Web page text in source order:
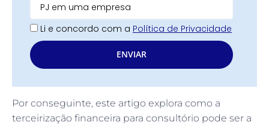
Li e concordo com a Política de Privacidade
ENVIAR
Por conseguinte, este artigo explora como a
terceirização financeira para consultório pode ser a